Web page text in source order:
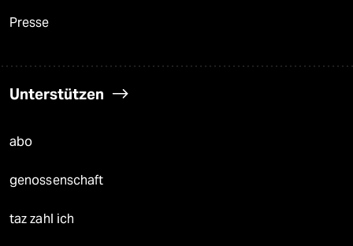
Presse
Unterstützen
abo
genossenschaft
taz zahl ich